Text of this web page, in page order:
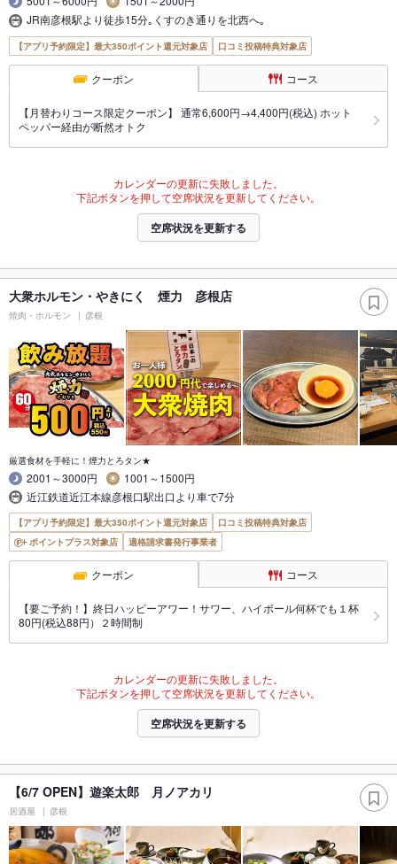
JR南彦根駅より徒歩15分｡くすのき通りを北西へ｡
【アプリ予約限定】最大350ポイント還元対象店 口コミ投稿特典対象店
クーポン コース
【月替わりコース限定クーポン】 通常6,600円→4,400円(税込) ホット
ペッパー経由が断然オトク
カレンダーの更新に失敗しました。
下記ボタンを押して空席状況を更新してください。
空席状況を更新する
大衆ホルモン・やきにく 煙力 彦根店
焼肉・ホルモン 彦根
厳選食材を手軽に！煙力とろタン★
2001～3000円
1001～1500円
近江鉄道近江本線彦根口駅出口より車で7分
【アプリ予約限定】最大350ポイント還元対象店
口コミ投稿特典対象店
ポイントプラス対象店
適格請求書発行事業者
クーポン コース
【要ご予約！】終日ハッピーアワー！サワー、ハイボール何杯でも１杯
80円(税込88円）２時間制
カレンダーの更新に失敗しました。
下記ボタンを押して空席状況を更新してください。
空席状況を更新する
【6/7 OPEN】遊楽太郎 月ノアカリ
居酒屋 彦根